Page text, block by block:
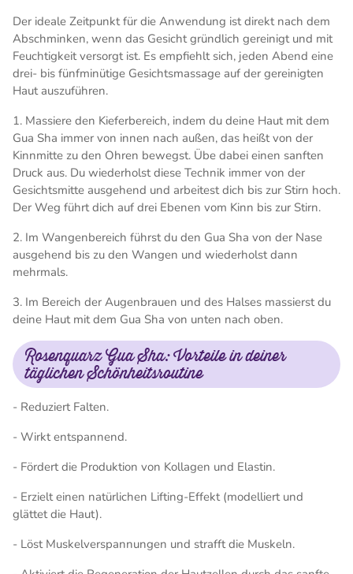
Der ideale Zeitpunkt für die Anwendung ist direkt nach dem
Abschminken, wenn das Gesicht gründlich gereinigt und mit
Feuchtigkeit versorgt ist. Es empfiehlt sich, jeden Abend eine
drei- bis fünfminütige Gesichtsmassage auf der gereinigten
Haut auszuführen.
1. Massiere den Kieferbereich, indem du deine Haut mit dem
Gua Sha immer von innen nach außen, das heißt von der
Kinnmitte zu den Ohren bewegst. Übe dabei einen sanften
Druck aus. Du wiederholst diese Technik immer von der
Gesichtsmitte ausgehend und arbeitest dich bis zur Stirn hoch.
Der Weg führt dich auf drei Ebenen vom Kinn bis zur Stirn.
2. Im Wangenbereich führst du den Gua Sha von der Nase
ausgehend bis zu den Wangen und wiederholst dann
mehrmals.
3. Im Bereich der Augenbrauen und des Halses massierst du
deine Haut mit dem Gua Sha von unten nach oben.
Rosenquarz Gua Sha: Vorteile in deiner
täglichen Schönheitsroutine
- Reduziert Falten.
- Wirkt entspannend.
- Fördert die Produktion von Kollagen und Elastin.
- Erzielt einen natürlichen Lifting-Effekt (modelliert und
glättet die Haut).
- Löst Muskelverspannungen und strafft die Muskeln.